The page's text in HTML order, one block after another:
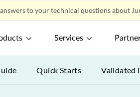
to your technical questions about
Services
Quick Starts Validated